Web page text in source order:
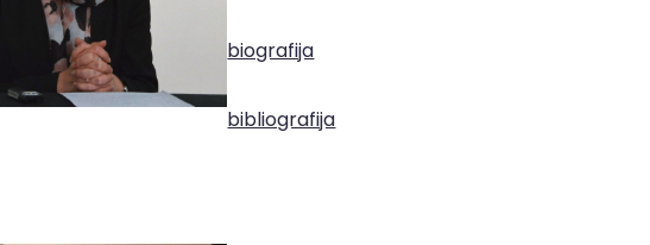
biografija
bibliografija